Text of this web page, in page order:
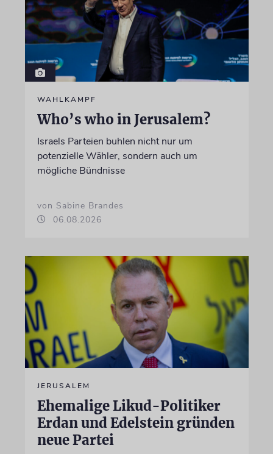
WAHLKAMPF
Who’s who in Jerusalem?
Israels Parteien buhlen nicht nur um
potenzielle Wähler, sondern auch um
mögliche Bündnisse
von Sabine Brandes
06.08.2026
JERUSALEM
Ehemalige Likud-Politiker
Erdan und Edelstein gründen
neue Partei